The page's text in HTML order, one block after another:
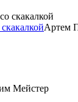
Артем
Мейстер